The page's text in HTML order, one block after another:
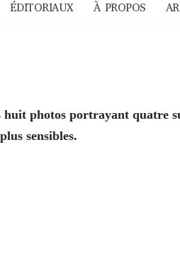
ÉDITORIAUX À PROPOS
photos portrayant quatre
sensibles.